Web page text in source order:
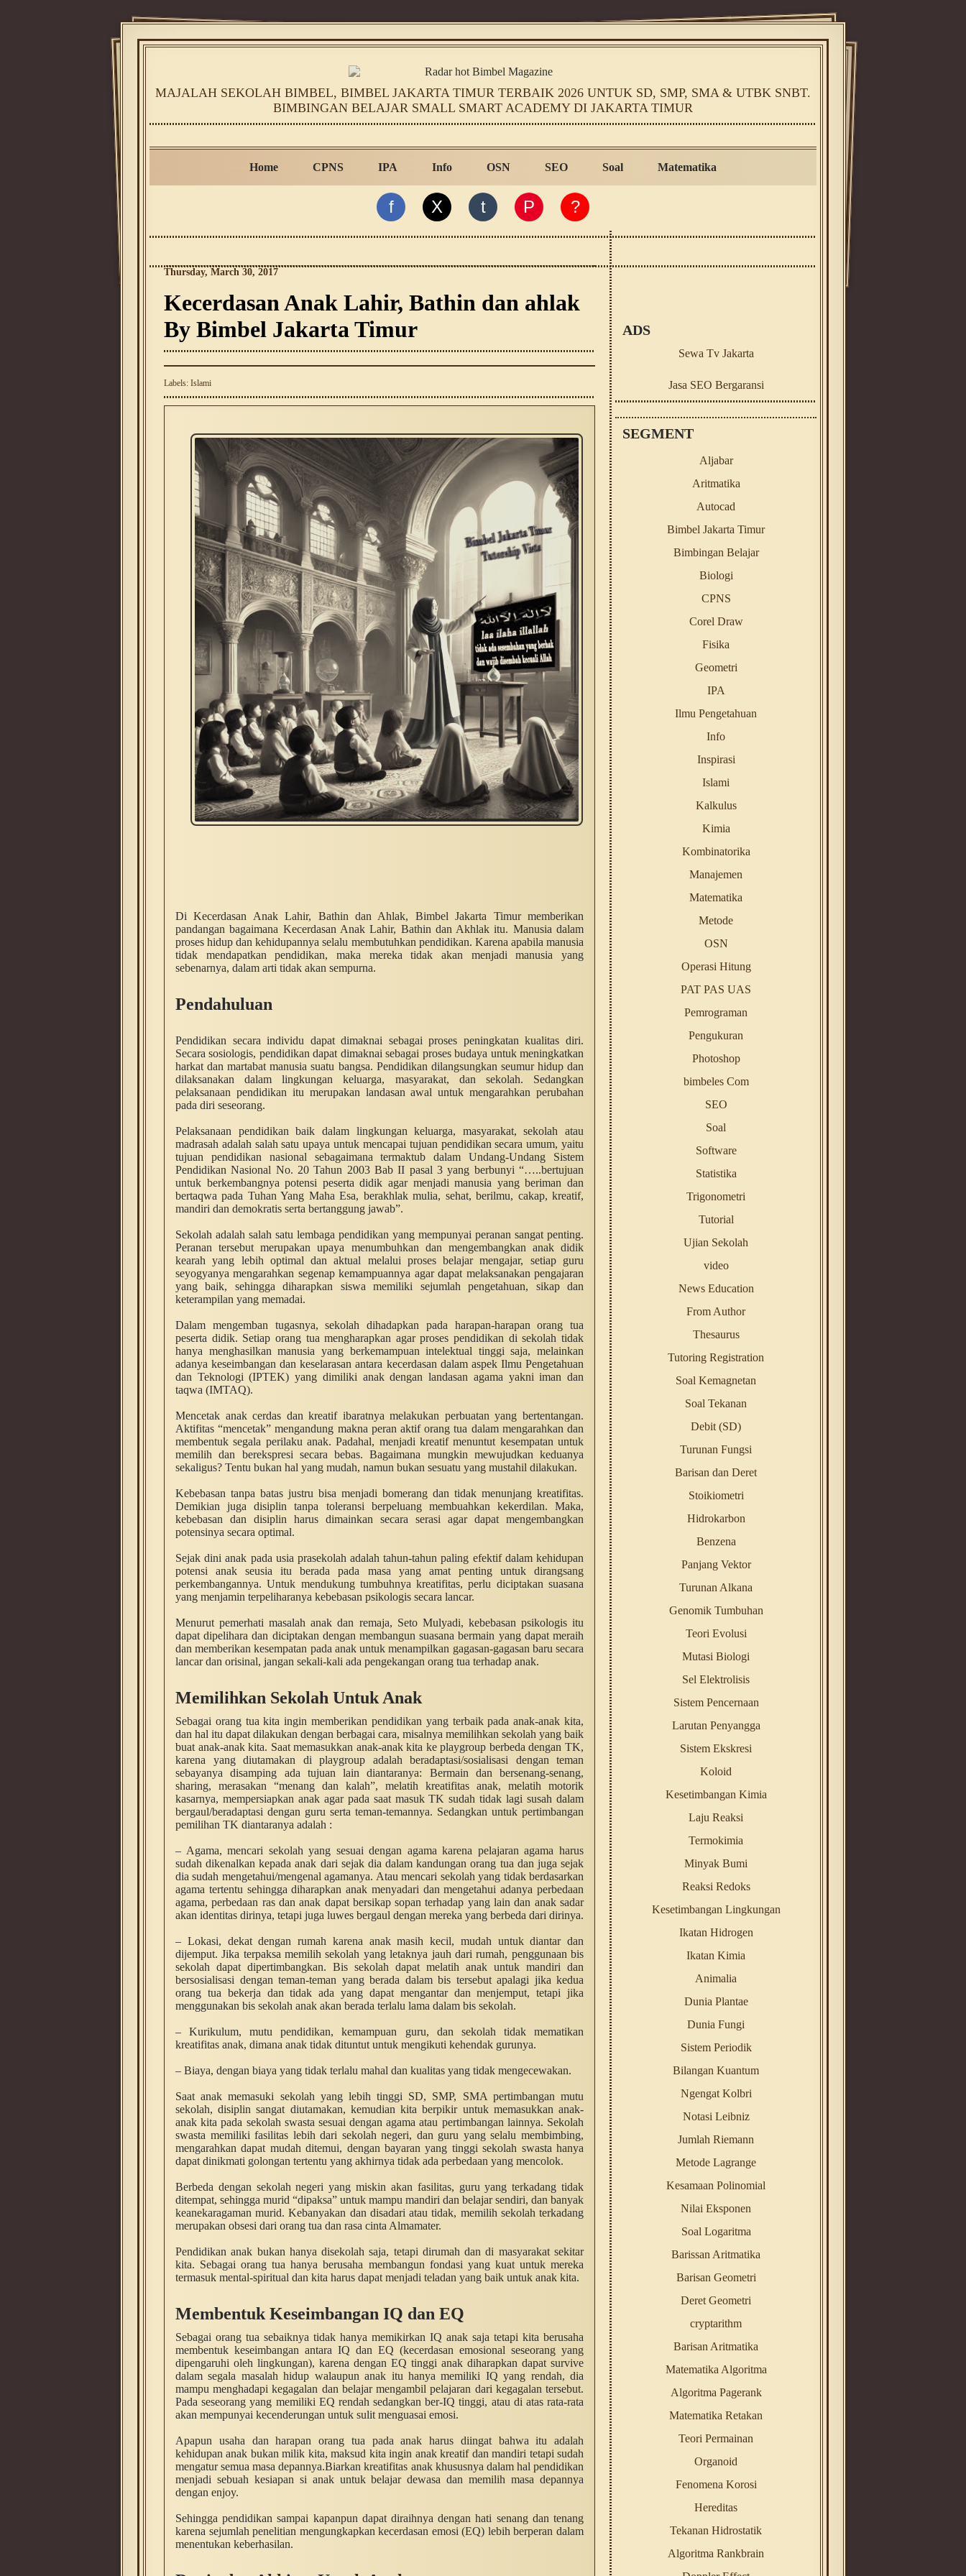
MAJALAH SEKOLAH BIMBEL, BIMBEL JAKARTA TIMUR TERBAIK 2026 UNTUK SD, SMP, SMA & UTBK SNBT.
BIMBINGAN BELAJAR SMALL SMART ACADEMY DI JAKARTA TIMUR
Home CPNS IPA Info OSN SEO Soal Matematika
f X t P ?
Thursday, March 30, 2017
Kecerdasan Anak Lahir, Bathin dan ahlak
By Bimbel Jakarta Timur
Labels: Islami
Di Kecerdasan Anak Lahir, Bathin dan Ahlak, Bimbel Jakarta Timur memberikan
pandangan bagaimana Kecerdasan Anak Lahir, Bathin dan Akhlak itu. Manusia dalam
proses hidup dan kehidupannya selalu membutuhkan pendidikan. Karena apabila manusia
tidak mendapatkan pendidikan, maka mereka tidak akan menjadi manusia yang
sebenarnya, dalam arti tidak akan sempurna.
Pendahuluan
Pendidikan secara individu dapat dimaknai sebagai proses peningkatan kualitas diri.
Secara sosiologis, pendidikan dapat dimaknai sebagai proses budaya untuk meningkatkan
harkat dan martabat manusia suatu bangsa. Pendidikan dilangsungkan seumur hidup dan
dilaksanakan dalam lingkungan keluarga, masyarakat, dan sekolah. Sedangkan
pelaksanaan pendidikan itu merupakan landasan awal untuk mengarahkan perubahan
pada diri seseorang.
Pelaksanaan pendidikan baik dalam lingkungan keluarga, masyarakat, sekolah atau
madrasah adalah salah satu upaya untuk mencapai tujuan pendidikan secara umum, yaitu
tujuan pendidikan nasional sebagaimana termaktub dalam Undang-Undang Sistem
Pendidikan Nasional No. 20 Tahun 2003 Bab II pasal 3 yang berbunyi “…..bertujuan
untuk berkembangnya potensi peserta didik agar menjadi manusia yang beriman dan
bertaqwa pada Tuhan Yang Maha Esa, berakhlak mulia, sehat, berilmu, cakap, kreatif,
mandiri dan demokratis serta bertanggung jawab”.
Sekolah adalah salah satu lembaga pendidikan yang mempunyai peranan sangat penting.
Peranan tersebut merupakan upaya menumbuhkan dan mengembangkan anak didik
kearah yang lebih optimal dan aktual melalui proses belajar mengajar, setiap guru
seyogyanya mengarahkan segenap kemampuannya agar dapat melaksanakan pengajaran
yang baik, sehingga diharapkan siswa memiliki sejumlah pengetahuan, sikap dan
keterampilan yang memadai.
Dalam mengemban tugasnya, sekolah dihadapkan pada harapan-harapan orang tua
peserta didik. Setiap orang tua mengharapkan agar proses pendidikan di sekolah tidak
hanya menghasilkan manusia yang berkemampuan intelektual tinggi saja, melainkan
adanya keseimbangan dan keselarasan antara kecerdasan dalam aspek Ilmu Pengetahuan
dan Teknologi (IPTEK) yang dimiliki anak dengan landasan agama yakni iman dan
taqwa (IMTAQ).
Mencetak anak cerdas dan kreatif ibaratnya melakukan perbuatan yang bertentangan.
Aktifitas “mencetak” mengandung makna peran aktif orang tua dalam mengarahkan dan
membentuk segala perilaku anak. Padahal, menjadi kreatif menuntut kesempatan untuk
memilih dan berekspresi secara bebas. Bagaimana mungkin mewujudkan keduanya
sekaligus? Tentu bukan hal yang mudah, namun bukan sesuatu yang mustahil dilakukan.
Kebebasan tanpa batas justru bisa menjadi bomerang dan tidak menunjang kreatifitas.
Demikian juga disiplin tanpa toleransi berpeluang membuahkan kekerdilan. Maka,
kebebasan dan disiplin harus dimainkan secara serasi agar dapat mengembangkan
potensinya secara optimal.
Sejak dini anak pada usia prasekolah adalah tahun-tahun paling efektif dalam kehidupan
potensi anak seusia itu berada pada masa yang amat penting untuk dirangsang
perkembangannya. Untuk mendukung tumbuhnya kreatifitas, perlu diciptakan suasana
yang menjamin terpeliharanya kebebasan psikologis secara lancar.
Menurut pemerhati masalah anak dan remaja, Seto Mulyadi, kebebasan psikologis itu
dapat dipelihara dan diciptakan dengan membangun suasana bermain yang dapat meraih
dan memberikan kesempatan pada anak untuk menampilkan gagasan-gagasan baru secara
lancar dan orisinal, jangan sekali-kali ada pengekangan orang tua terhadap anak.
Memilihkan Sekolah Untuk Anak
Sebagai orang tua kita ingin memberikan pendidikan yang terbaik pada anak-anak kita,
dan hal itu dapat dilakukan dengan berbagai cara, misalnya memilihkan sekolah yang baik
buat anak-anak kita. Saat memasukkan anak-anak kita ke playgroup berbeda dengan TK,
karena yang diutamakan di playgroup adalah beradaptasi/sosialisasi dengan teman
sebayanya disamping ada tujuan lain diantaranya: Bermain dan bersenang-senang,
sharing, merasakan “menang dan kalah”, melatih kreatifitas anak, melatih motorik
kasarnya, mempersiapkan anak agar pada saat masuk TK sudah tidak lagi susah dalam
bergaul/beradaptasi dengan guru serta teman-temannya. Sedangkan untuk pertimbangan
pemilihan TK diantaranya adalah :
– Agama, mencari sekolah yang sesuai dengan agama karena pelajaran agama harus
sudah dikenalkan kepada anak dari sejak dia dalam kandungan orang tua dan juga sejak
dia sudah mengetahui/mengenal agamanya. Atau mencari sekolah yang tidak berdasarkan
agama tertentu sehingga diharapkan anak menyadari dan mengetahui adanya perbedaan
agama, perbedaan ras dan anak dapat bersikap sopan terhadap yang lain dan anak sadar
akan identitas dirinya, tetapi juga luwes bergaul dengan mereka yang berbeda dari dirinya.
– Lokasi, dekat dengan rumah karena anak masih kecil, mudah untuk diantar dan
dijemput. Jika terpaksa memilih sekolah yang letaknya jauh dari rumah, penggunaan bis
sekolah dapat dipertimbangkan. Bis sekolah dapat melatih anak untuk mandiri dan
bersosialisasi dengan teman-teman yang berada dalam bis tersebut apalagi jika kedua
orang tua bekerja dan tidak ada yang dapat mengantar dan menjemput, tetapi jika
menggunakan bis sekolah anak akan berada terlalu lama dalam bis sekolah.
– Kurikulum, mutu pendidikan, kemampuan guru, dan sekolah tidak mematikan
kreatifitas anak, dimana anak tidak dituntut untuk mengikuti kehendak gurunya.
– Biaya, dengan biaya yang tidak terlalu mahal dan kualitas yang tidak mengecewakan.
Saat anak memasuki sekolah yang lebih tinggi SD, SMP, SMA pertimbangan mutu
sekolah, disiplin sangat diutamakan, kemudian kita berpikir untuk memasukkan anak-
anak kita pada sekolah swasta sesuai dengan agama atau pertimbangan lainnya. Sekolah
swasta memiliki fasilitas lebih dari sekolah negeri, dan guru yang selalu membimbing,
mengarahkan dapat mudah ditemui, dengan bayaran yang tinggi sekolah swasta hanya
dapat dinikmati golongan tertentu yang akhirnya tidak ada perbedaan yang mencolok.
Berbeda dengan sekolah negeri yang miskin akan fasilitas, guru yang terkadang tidak
ditempat, sehingga murid “dipaksa” untuk mampu mandiri dan belajar sendiri, dan banyak
keanekaragaman murid. Kebanyakan dan disadari atau tidak, memilih sekolah terkadang
merupakan obsesi dari orang tua dan rasa cinta Almamater.
Pendidikan anak bukan hanya disekolah saja, tetapi dirumah dan di masyarakat sekitar
kita. Sebagai orang tua hanya berusaha membangun fondasi yang kuat untuk mereka
termasuk mental-spiritual dan kita harus dapat menjadi teladan yang baik untuk anak kita.
Membentuk Keseimbangan IQ dan EQ
Sebagai orang tua sebaiknya tidak hanya memikirkan IQ anak saja tetapi kita berusaha
membentuk keseimbangan antara IQ dan EQ (kecerdasan emosional seseorang yang
dipengaruhi oleh lingkungan), karena dengan EQ tinggi anak diharapkan dapat survive
dalam segala masalah hidup walaupun anak itu hanya memiliki IQ yang rendah, dia
mampu menghadapi kegagalan dan belajar mengambil pelajaran dari kegagalan tersebut.
Pada seseorang yang memiliki EQ rendah sedangkan ber-IQ tinggi, atau di atas rata-rata
akan mempunyai kecenderungan untuk sulit menguasai emosi.
Apapun usaha dan harapan orang tua pada anak harus diingat bahwa itu adalah
kehidupan anak bukan milik kita, maksud kita ingin anak kreatif dan mandiri tetapi sudah
mengatur semua masa depannya.Biarkan kreatifitas anak khususnya dalam hal pendidikan
menjadi sebuah kesiapan si anak untuk belajar dewasa dan memilih masa depannya
dengan enjoy.
Sehingga pendidikan sampai kapanpun dapat diraihnya dengan hati senang dan tenang
karena sejumlah penelitian mengungkapkan kecerdasan emosi (EQ) lebih berperan dalam
menentukan keberhasilan.
ADS
Sewa Tv Jakarta
Jasa SEO Bergaransi
SEGMENT
Aljabar
Aritmatika
Autocad
Bimbel Jakarta Timur
Bimbingan Belajar
Biologi
CPNS
Corel Draw
Fisika
Geometri
IPA
Ilmu Pengetahuan
Info
Inspirasi
Islami
Kalkulus
Kimia
Kombinatorika
Manajemen
Matematika
Metode
OSN
Operasi Hitung
PAT PAS UAS
Pemrograman
Pengukuran
Photoshop
bimbeles Com
SEO
Soal
Software
Statistika
Trigonometri
Tutorial
Ujian Sekolah
video
News Education
From Author
Thesaurus
Tutoring Registration
Soal Kemagnetan
Soal Tekanan
Debit (SD)
Turunan Fungsi
Barisan dan Deret
Stoikiometri
Hidrokarbon
Benzena
Panjang Vektor
Turunan Alkana
Genomik Tumbuhan
Teori Evolusi
Mutasi Biologi
Sel Elektrolisis
Sistem Pencernaan
Larutan Penyangga
Sistem Ekskresi
Koloid
Kesetimbangan Kimia
Laju Reaksi
Termokimia
Minyak Bumi
Reaksi Redoks
Kesetimbangan Lingkungan
Ikatan Hidrogen
Ikatan Kimia
Animalia
Dunia Plantae
Dunia Fungi
Sistem Periodik
Bilangan Kuantum
Ngengat Kolbri
Notasi Leibniz
Jumlah Riemann
Metode Lagrange
Kesamaan Polinomial
Nilai Eksponen
Soal Logaritma
Barissan Aritmatika
Barisan Geometri
Deret Geometri
cryptarithm
Barisan Aritmatika
Matematika Algoritma
Algoritma Pagerank
Matematika Retakan
Teori Permainan
Organoid
Fenomena Korosi
Hereditas
Tekanan Hidrostatik
Algoritma Rankbrain